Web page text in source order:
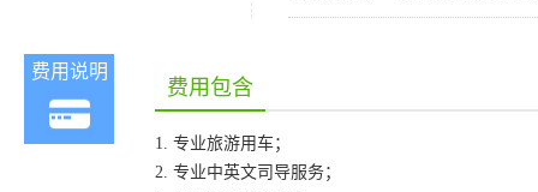
费用说明
费用包含
1. 专业旅游用车；
2. 专业中英文司导服务；